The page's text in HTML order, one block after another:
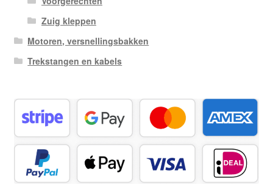
Zuig kleppen
Motoren, versnellingsbakken
Trekstangen en kabels